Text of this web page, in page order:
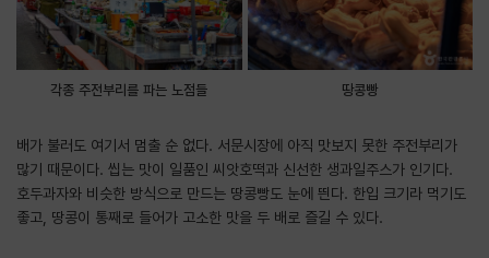
각종 주전부리를 파는 노점들 땅콩빵
배가 불러도 여기서 멈출 순 없다. 서문시장에 아직 맛보지 못한 주전부리가
많기 때문이다. 씹는 맛이 일품인 씨앗호떡과 신선한 생과일주스가 인기다.
호두과자와 비슷한 방식으로 만드는 땅콩빵도 눈에 띈다. 한입 크기라 먹기도
좋고, 땅콩이 통째로 들어가 고소한 맛을 두 배로 즐길 수 있다.